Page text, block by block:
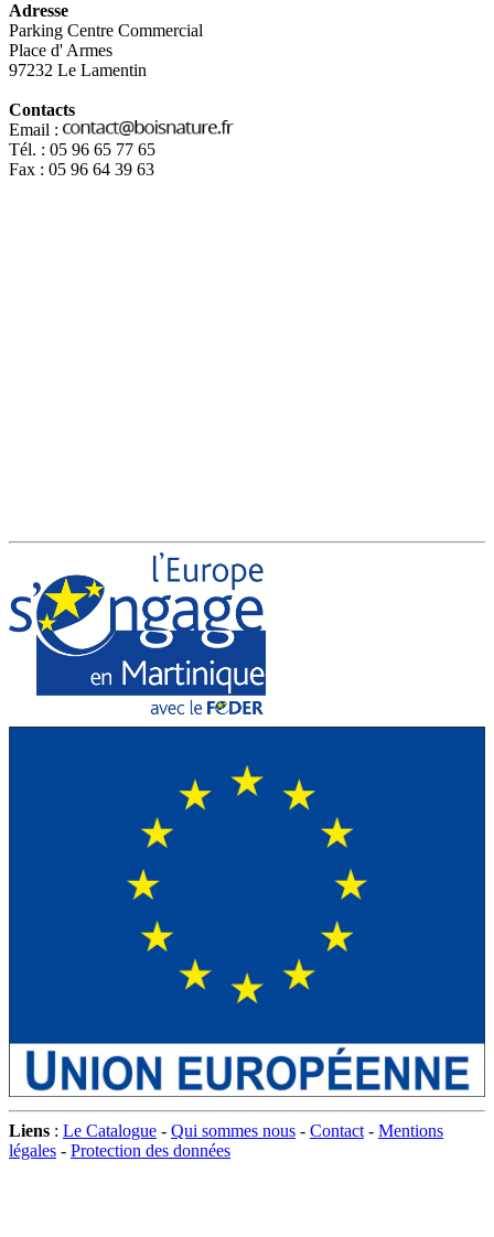
Adresse
Parking Centre Commercial
Place d' Armes
97232 Le Lamentin
Contacts
Email :
Tél. : 05 96 65 77 65
Fax : 05 96 64 39 63
Liens : Le Catalogue - Qui sommes nous - Contact - Mentions
légales - Protection des données